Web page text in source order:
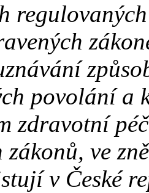
povolání a
zdravotní
ve
v České